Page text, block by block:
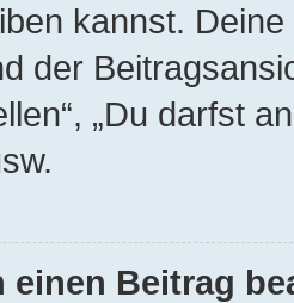
kannst.
der
„Du darfst
einen Beitrag